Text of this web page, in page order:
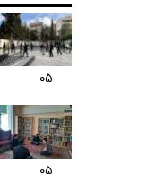
۰۵
۰۵